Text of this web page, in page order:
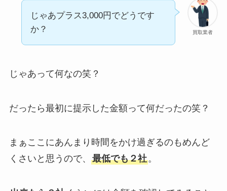
買取業者
じゃあプラス3,000円でどうです
か？
じゃあって何なの笑？
だったら最初に提示した金額って何だったの笑？
まぁここにあんまり時間をかけ過ぎるのもめんど
くさいと思うので、 最低でも２社。